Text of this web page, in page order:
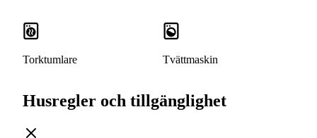
Torktumlare Tvättmaskin
Husregler och tillgänglighet